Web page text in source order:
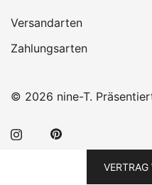
Versandarten
Zahlungsarten
© 2026 nine-T.
VERTRAG